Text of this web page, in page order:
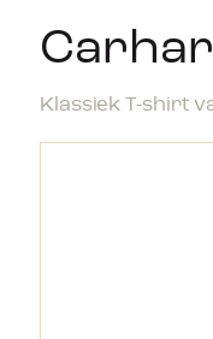
Klassiek T-shirt